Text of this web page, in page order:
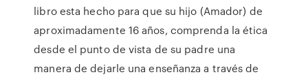
libro esta hecho para que su hijo (Amador) de
aproximadamente 16 años, comprenda la ética
desde el punto de vista de su padre una
manera de dejarle una enseñanza a través de